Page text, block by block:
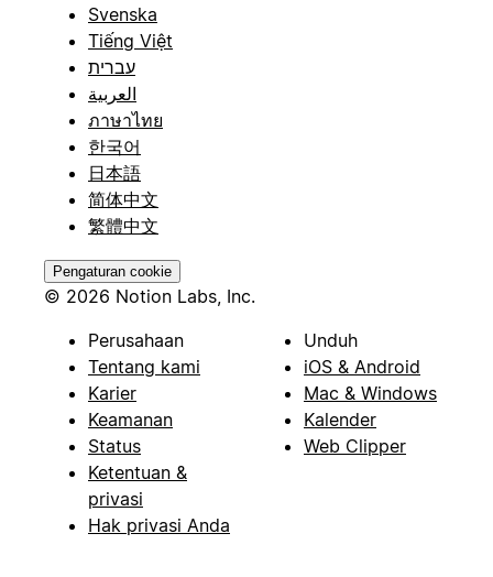
Svenska
Tiếng Việt
עברית
العربية
ภาษาไทย
한국어
日本語
简体中文
繁體中文
Pengaturan cookie
© 2026 Notion Labs, Inc.
Perusahaan
Tentang kami
Karier
Keamanan
Status
Ketentuan &
privasi
Hak privasi Anda
Unduh
iOS & Android
Mac & Windows
Kalender
Web Clipper